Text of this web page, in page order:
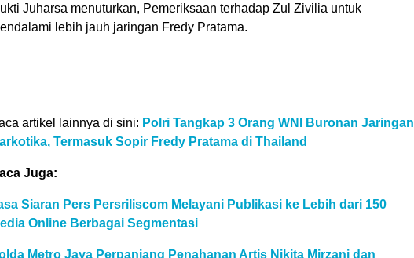
Juharsa menuturkan, Pemeriksaan terhadap Zul Zivilia untuk
lebih jauh jaringan Fredy Pratama.
artikel lainnya di sini: Polri Tangkap 3 Orang WNI Buronan Jaringan
Termasuk Sopir Fredy Pratama di Thailand
Juga:
Siaran Pers Persriliscom Melayani Publikasi ke Lebih dari 150
Online Berbagai Segmentasi
Metro Jaya Perpanjang Penahanan Artis Nikita Mirzani dan